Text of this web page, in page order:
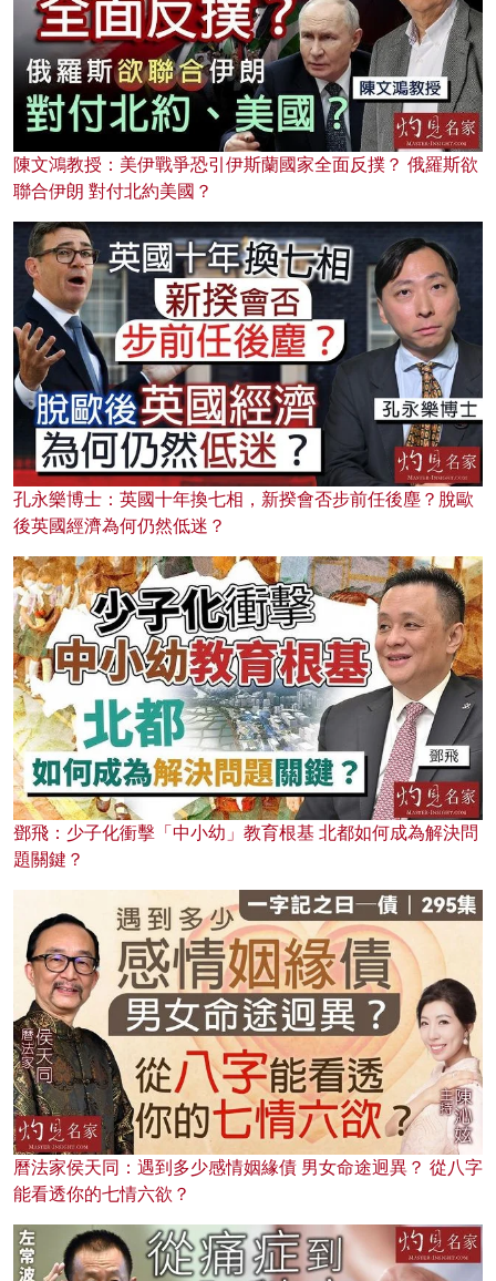
陳文鴻教授：美伊戰爭恐引伊斯蘭國家全面反撲？ 俄羅斯欲
聯合伊朗 對付北約美國？
孔永樂博士：英國十年換七相，新揆會否步前任後塵？脫歐
後英國經濟為何仍然低迷？
鄧飛：少子化衝擊「中小幼」教育根基 北都如何成為解決問
題關鍵？
曆法家侯天同：遇到多少感情姻緣債 男女命途迥異？ 從八字
能看透你的七情六欲？